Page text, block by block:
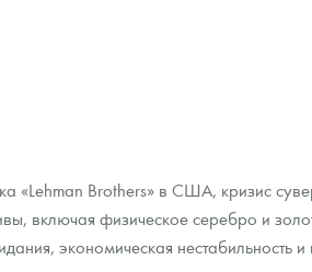
«Lehman Brothers» в США, кризис
включая физическое серебро и
экономическая нестабильность